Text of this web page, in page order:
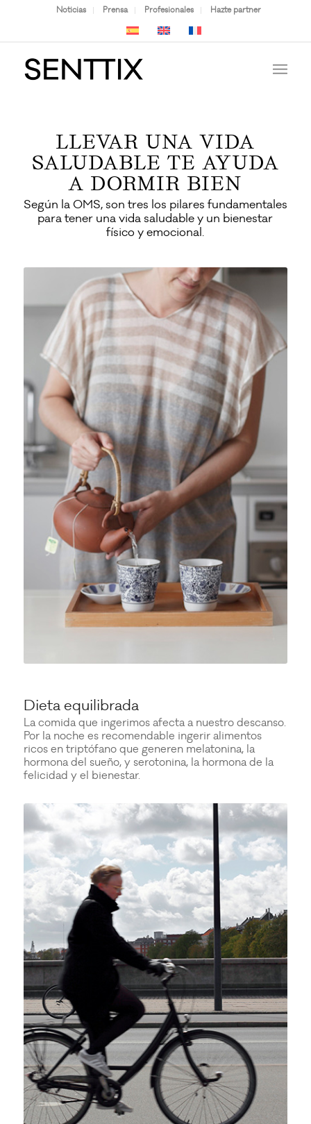
Noticias Prensa Profesionales Hazte partner
LLEVAR UNA VIDA
SALUDABLE TE AYUDA
A DORMIR BIEN
Según la OMS, son tres los pilares fundamentales
para tener una vida saludable y un bienestar
físico y emocional.
Dieta equilibrada
La comida que ingerimos afecta a nuestro descanso.
Por la noche es recomendable ingerir alimentos
ricos en triptófano que generen melatonina, la
hormona del sueño, y serotonina, la hormona de la
felicidad y el bienestar.